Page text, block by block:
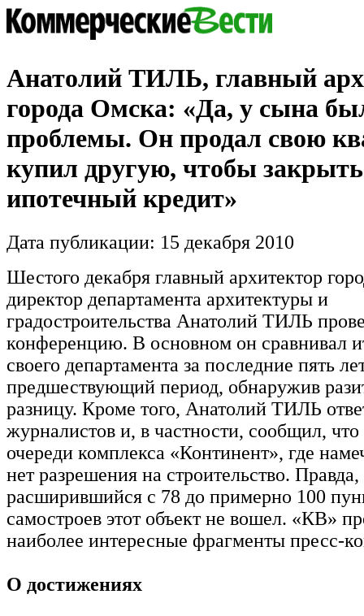
Анатолий ТИЛЬ, главный
города Омска: «Да, у сына
проблемы. Он продал свою
купил другую, чтобы закрыть
ипотечный кредит»
Дата публикации: 15 декабря 2010
Шестого декабря главный архитектор
директор департамента архитектуры и
градостроительства Анатолий ТИЛЬ
конференцию. В основном он сравнивал
своего департамента за последние пять
предшествующий период, обнаружив
разницу. Кроме того, Анатолий ТИЛЬ
журналистов и, в частности, сообщил, что
очереди комплекса «Континент», где
нет разрешения на строительство. Правда,
расширившийся с 78 до примерно 100
самостроев этот объект не вошел. «КВ»
наиболее интересные фрагменты пресс-
О достижениях